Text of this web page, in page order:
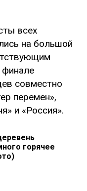
всех
на большой
совместно
перемен»,
и «Россия».
горячее